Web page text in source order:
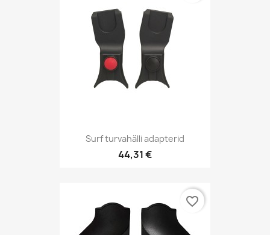
Surf turvahälli adapterid
44,31 €
favorite_border